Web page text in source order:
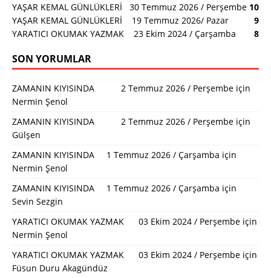
YAŞAR KEMAL GÜNLÜKLERİ 30 Temmuz 2026 / Perşembe 10
YAŞAR KEMAL GÜNLÜKLERİ 19 Temmuz 2026/ Pazar
9
YARATICI OKUMAK YAZMAK 23 Ekim 2024 / Çarşamba
8
SON YORUMLAR
ZAMANIN KIYISINDA 2 Temmuz 2026 / Perşembe için
Nermin Şenol
ZAMANIN KIYISINDA 2 Temmuz 2026 / Perşembe için
Gülşen
ZAMANIN KIYISINDA 1 Temmuz 2026 / Çarşamba için
Nermin Şenol
ZAMANIN KIYISINDA 1 Temmuz 2026 / Çarşamba için
Sevin Sezgin
YARATICI OKUMAK YAZMAK 03 Ekim 2024 / Perşembe için
Nermin Şenol
YARATICI OKUMAK YAZMAK 03 Ekim 2024 / Perşembe için
Füsun Duru Akagündüz